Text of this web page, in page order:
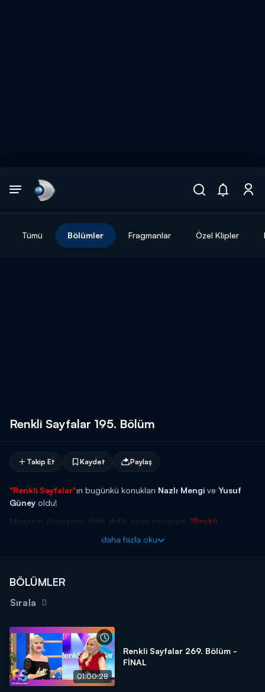
Tümü Bölümler Fragmanlar Özel Klipler
Renkli Sayfalar 195. Bölüm
Takip Et Kaydet Paylaş
"Renkli Sayfalar"ın bugünkü konukları Nazlı Mengi ve Yusuf
Güney oldu!
Magazin dünyasını didik didik eden program "Renkli
ile hafta içi her gün saat 09.30'da Kanal D'de!
daha fazla oku
BÖLÜMLER
Sırala
01:00:28
Renkli Sayfalar 269. Bölüm -
FİNAL